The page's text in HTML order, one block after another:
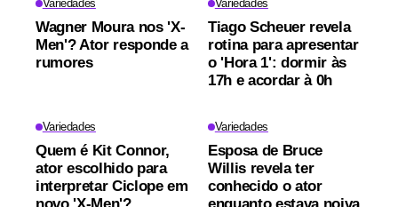
Variedades
Wagner Moura nos 'X-
Men'? Ator responde a
rumores
Variedades
Tiago Scheuer revela
rotina para apresentar
o 'Hora 1': dormir às
17h e acordar à 0h
Variedades
Quem é Kit Connor,
ator escolhido para
interpretar Ciclope em
Variedades
Esposa de Bruce
Willis revela ter
conhecido o ator